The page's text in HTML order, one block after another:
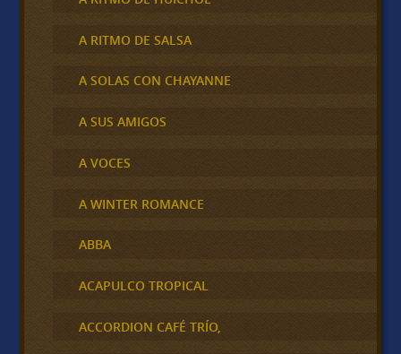
A RITMO DE SALSA
A SOLAS CON CHAYANNE
A SUS AMIGOS
A VOCES
A WINTER ROMANCE
ABBA
ACAPULCO TROPICAL
ACCORDION CAFÉ TRÍO,